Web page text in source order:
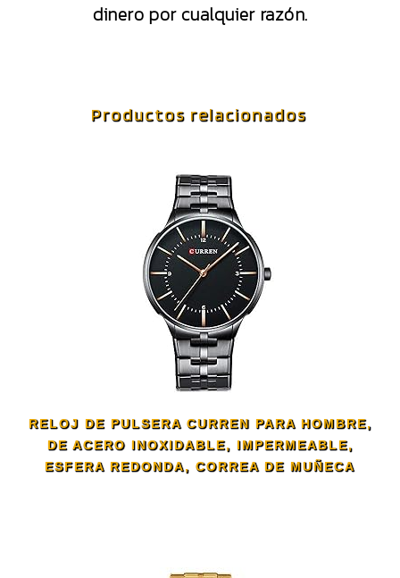
dinero por cualquier razón.
Productos relacionados
RELOJ DE PULSERA CURREN PARA HOMBRE,
DE ACERO INOXIDABLE, IMPERMEABLE,
ESFERA REDONDA, CORREA DE MUÑECA